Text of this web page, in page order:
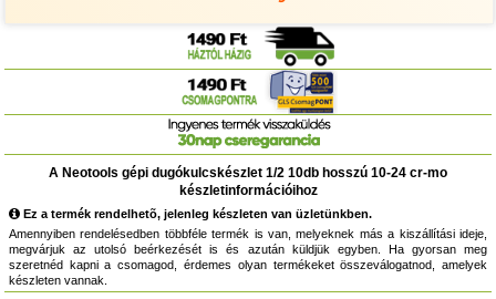
A Neotools gépi dugókulcskészlet 1/2 10db hosszú 10-24 cr-mo
készletinformációihoz
Ez a termék rendelhetõ, jelenleg készleten van üzletünkben.
Amennyiben rendelésedben többféle termék is van, melyeknek más a kiszállítási ideje,
megvárjuk az utolsó beérkezését is és azután küldjük egyben. Ha gyorsan meg
szeretnéd kapni a csomagod, érdemes olyan termékeket összeválogatnod, amelyek
készleten vannak.